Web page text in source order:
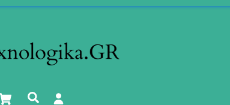
Cart Αναζήτηση